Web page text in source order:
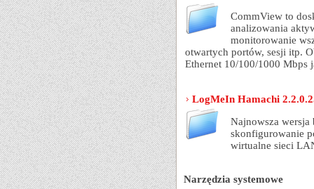
CommView to
analizowania
monitorowanie
otwartych portów, sesji itp.
Ethernet 10/100/1000 Mbps
LogMeIn Hamachi
Najnowsza wersja
skonfigurowanie
wirtualne sieci
Narzędzia systemowe